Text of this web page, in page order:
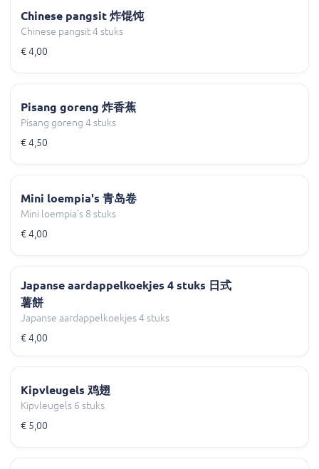
Chinese pangsit 炸馄饨
Chinese pangsit 4 stuks
€ 4,00
Pisang goreng 炸香蕉
Pisang goreng 4 stuks
€ 4,50
Mini loempia's 青岛卷
Mini loempia's 8 stuks
€ 4,00
Japanse aardappelkoekjes 4 stuks 日式
薯餅
Japanse aardappelkoekjes 4 stuks
€ 4,00
Kipvleugels 鸡翅
Kipvleugels 6 stuks
€ 5,00